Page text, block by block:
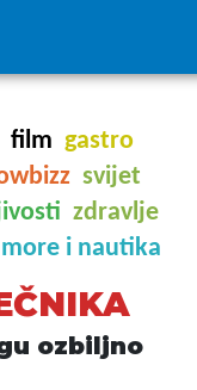
film gastro
svijet
zdravlje
more i nautika
ozbiljno